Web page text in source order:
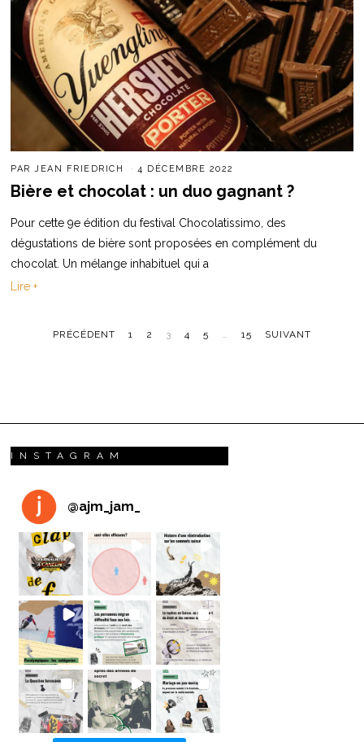
PARJEAN FRIEDRICH 4 DÉCEMBRE 2022
Bière et chocolat : un duo gagnant ?
Pour cette 9e édition du festival Chocolatissimo, des
dégustations de bière sont proposées en complément du
chocolat. Un mélange inhabituel qui a
Lire +
PRÉCÉDENT 1 2 3 4 5 … 15 SUIVANT
INSTAGRAM
@ajm_jam_